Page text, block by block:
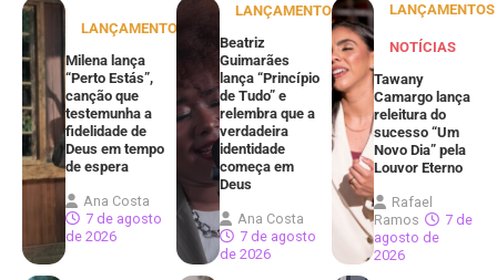
LANÇAMENTOS
Milena lança
“Perto Estás”,
canção que
testemunha a
fidelidade de
Deus em tempo
de espera
Ana Costa
7 de agosto
de 2026
LANÇAMENTOS
Beatriz
Guimarães
lança “Princípio
de Tudo” e
relembra que a
verdadeira
identidade
começa em
Deus
Ana Costa
7 de agosto
de 2026
LANÇAMENTOS
NOTÍCIAS
Tawany
Camargo lança
releitura do
sucesso “Um
Novo Dia” pela
Louvor Eterno
Rafael
Ramos
7 de
agosto de
2026